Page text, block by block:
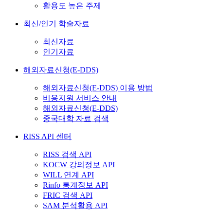
활용도 높은 주제
최신/인기 학술자료
최신자료
인기자료
해외자료신청(E-DDS)
해외자료신청(E-DDS) 이용 방법
비용지원 서비스 안내
해외자료신청(E-DDS)
중국대학 자료 검색
RISS API 센터
RISS 검색 API
KOCW 강의정보 API
WILL 연계 API
Rinfo 통계정보 API
FRIC 검색 API
SAM 분석활용 API